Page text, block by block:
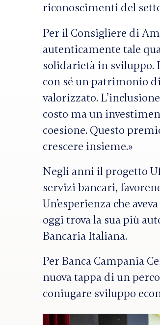
riconoscimenti del
Per il Consigliere di
autenticamente tale
solidarietà in sviluppo.
con sé un patrimonio
valorizzato.
costo ma un
coesione. Questo
crescere insieme.»
Negli anni il progetto
servizi bancari,
Un’esperienza che
oggi trova la sua più
Bancaria Italiana.
Per Banca Campania
nuova tappa di un
coniugare sviluppo